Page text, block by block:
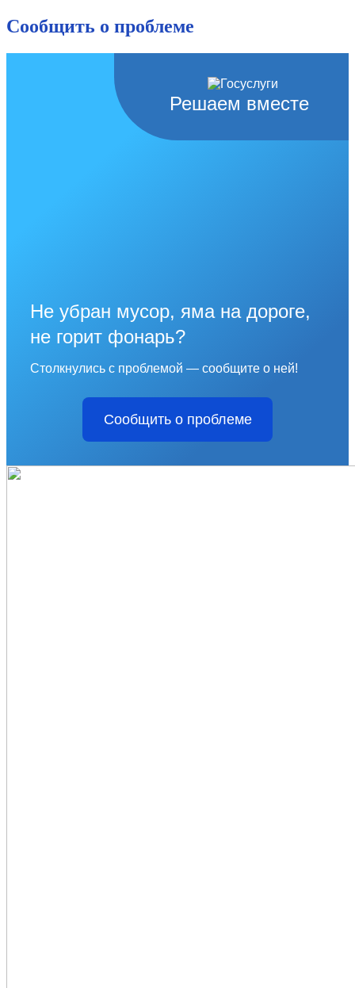
Сообщить о проблеме
Решаем вместе
Не убран мусор, яма на дороге,
не горит фонарь?
Столкнулись с проблемой — сообщите о ней!
Сообщить о проблеме